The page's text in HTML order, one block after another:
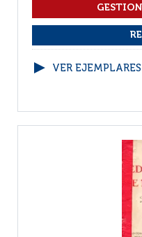
VER EJEMPLARES